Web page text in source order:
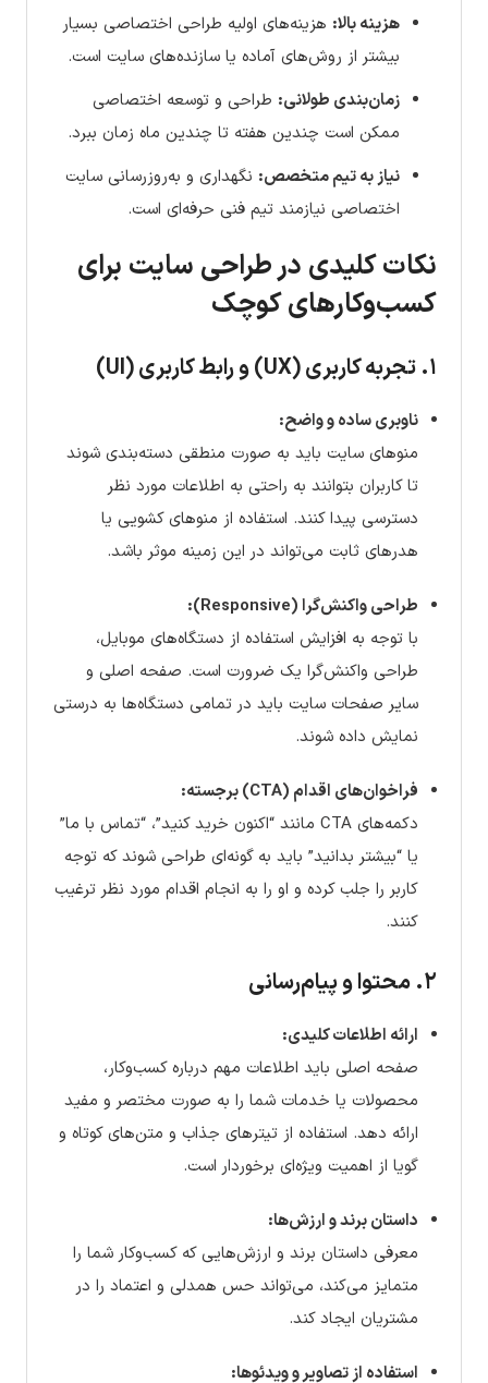
هزینه بالا: هزینه‌های اولیه طراحی اختصاصی بسیار
بیشتر از روش‌های آماده یا سازنده‌های سایت است.
زمان‌بندی طولانی: طراحی و توسعه اختصاصی
ممکن است چندین هفته تا چندین ماه زمان ببرد.
نیاز به تیم متخصص: نگهداری و به‌روزرسانی سایت
اختصاصی نیازمند تیم فنی حرفه‌ای است.
نکات کلیدی در طراحی سایت برای
کسب‌وکارهای کوچک
۱. تجربه کاربری (UX) و رابط کاربری (UI)
ناوبری ساده و واضح:
منوهای سایت باید به صورت منطقی دسته‌بندی شوند
تا کاربران بتوانند به راحتی به اطلاعات مورد نظر
دسترسی پیدا کنند. استفاده از منوهای کشویی یا
هدرهای ثابت می‌تواند در این زمینه موثر باشد.
طراحی واکنش‌گرا (Responsive):
با توجه به افزایش استفاده از دستگاه‌های موبایل،
طراحی واکنش‌گرا یک ضرورت است. صفحه اصلی و
سایر صفحات سایت باید در تمامی دستگاه‌ها به درستی
نمایش داده شوند.
فراخوان‌های اقدام (CTA) برجسته:
دکمه‌های CTA مانند “اکنون خرید کنید”، “تماس با ما”
یا “بیشتر بدانید” باید به گونه‌ای طراحی شوند که توجه
کاربر را جلب کرده و او را به انجام اقدام مورد نظر ترغیب
کنند.
۲. محتوا و پیام‌رسانی
ارائه اطلاعات کلیدی:
صفحه اصلی باید اطلاعات مهم درباره کسب‌وکار،
محصولات یا خدمات شما را به صورت مختصر و مفید
ارائه دهد. استفاده از تیترهای جذاب و متن‌های کوتاه و
گویا از اهمیت ویژه‌ای برخوردار است.
داستان برند و ارزش‌ها:
معرفی داستان برند و ارزش‌هایی که کسب‌وکار شما را
متمایز می‌کند، می‌تواند حس همدلی و اعتماد را در
مشتریان ایجاد کند.
استفاده از تصاویر و ویدئوها: